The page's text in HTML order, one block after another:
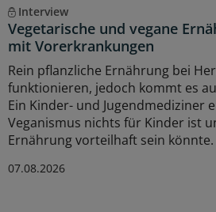
Interview
Vegetarische und vegane
mit Vorerkrankungen
Rein pflanzliche Ernährung bei
funktionieren, jedoch kommt es
Ein Kinder- und Jugendmediziner
Veganismus nichts für Kinder ist
Ernährung vorteilhaft sein könnte.
07.08.2026